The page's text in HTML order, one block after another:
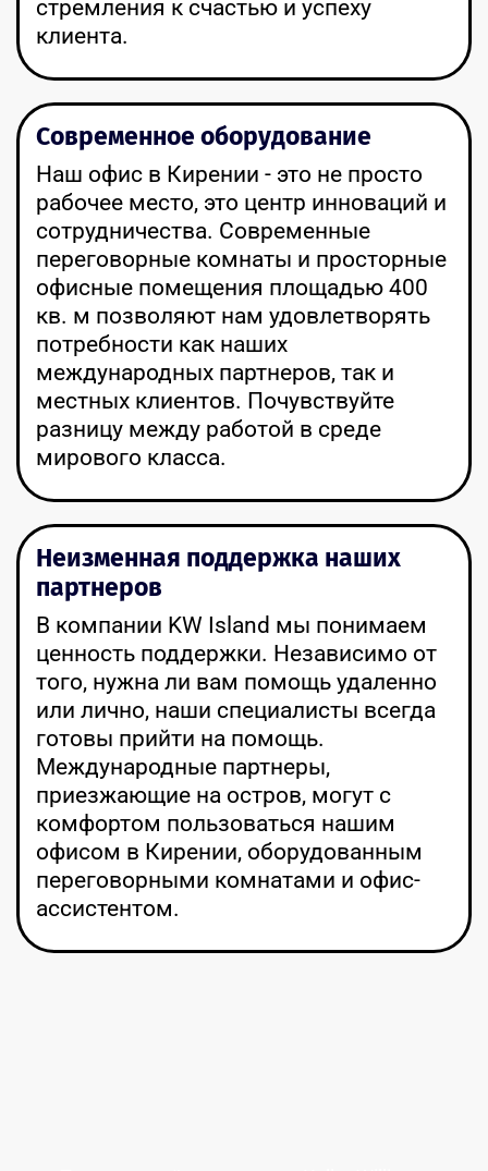
стремления к счастью и успеху
клиента.
Современное оборудование
Наш офис в Кирении - это не просто
рабочее место, это центр инноваций и
сотрудничества. Современные
переговорные комнаты и просторные
офисные помещения площадью 400
кв. м позволяют нам удовлетворять
потребности как наших
международных партнеров, так и
местных клиентов. Почувствуйте
разницу между работой в среде
мирового класса.
Неизменная поддержка наших
партнеров
В компании KW Island мы понимаем
ценность поддержки. Независимо от
того, нужна ли вам помощь удаленно
или лично, наши специалисты всегда
готовы прийти на помощь.
Международные партнеры,
приезжающие на остров, могут с
комфортом пользоваться нашим
офисом в Кирении, оборудованным
переговорными комнатами и офис-
ассистентом.